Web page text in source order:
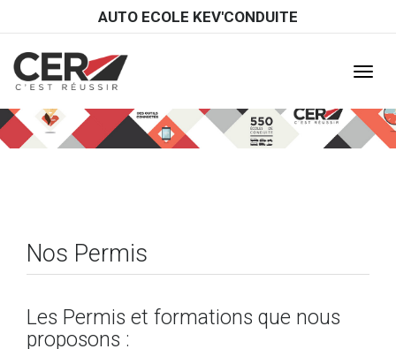
AUTO ECOLE KEV'CONDUITE
Nos Permis
Les Permis et formations que nous
proposons :